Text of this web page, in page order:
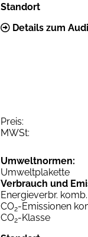
Standort
Details zum
Preis:
MWSt:
Umweltnormen:
Umweltplakette
Verbrauch und
Energieverbr. komb.
CO2-Emissionen
CO2-Klasse